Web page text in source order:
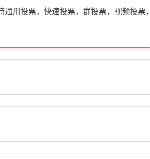
通用投票，快速投票，群投票，视频投票，